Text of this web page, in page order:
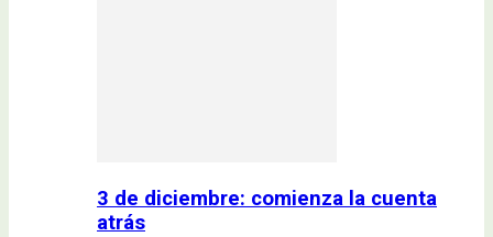
3 de diciembre: comienza la cuenta
atrás